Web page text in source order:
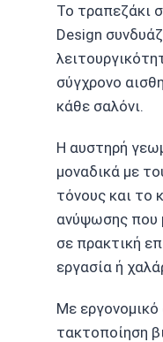
Το τραπεζάκι
Design
σύγχρονο
κάθε σαλόνι.
Η αυστηρή
μοναδικά με
τόνους και το
ανύψωσης που
σε πρακτική
εργασία ή
Με
τακτοποίηση